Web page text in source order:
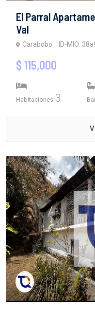
El Parral
Val
Carabobo ID-MIO:
$ 115,000
Habitaciones 3